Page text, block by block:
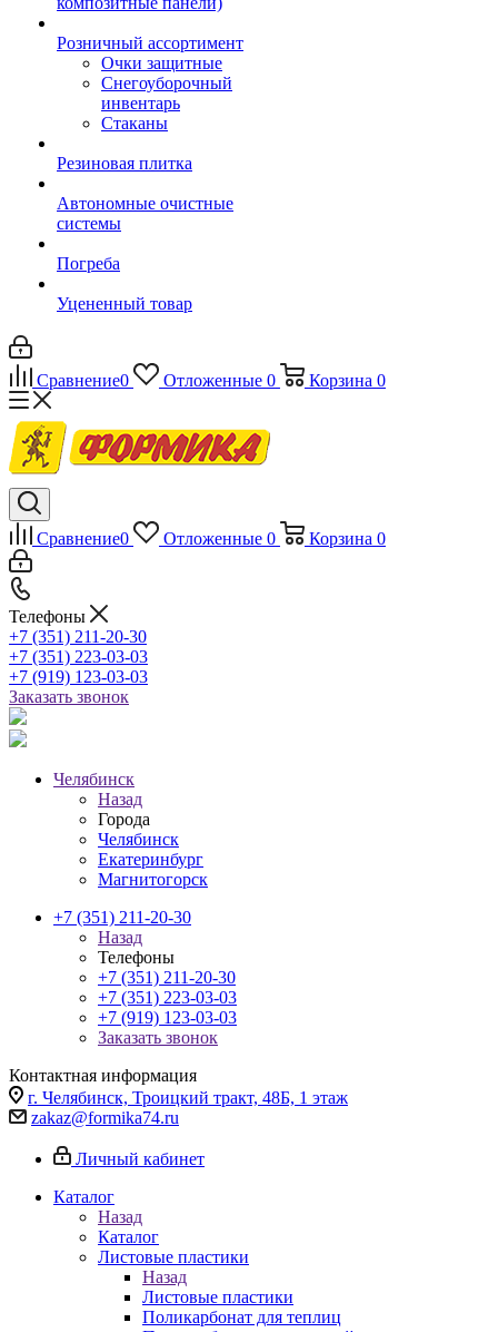
Розничный ассортимент
Очки защитные
Снегоуборочный
инвентарь
Стаканы
Резиновая плитка
Автономные очистные
системы
Погреба
Уцененный товар
Сравнение0 Отложенные 0 Корзина 0
Сравнение0 Отложенные 0 Корзина 0
Телефоны
+7 (351) 211-20-30
+7 (351) 223-03-03
+7 (919) 123-03-03
Заказать звонок
Челябинск
Назад
Города
Челябинск
Екатеринбург
Магнитогорск
+7 (351) 211-20-30
Назад
Телефоны
+7 (351) 211-20-30
+7 (351) 223-03-03
+7 (919) 123-03-03
Заказать звонок
Контактная информация
г. Челябинск, Троицкий тракт, 48Б, 1 этаж
zakaz@formika74.ru
Личный кабинет
Каталог
Назад
Каталог
Листовые пластики
Назад
Листовые пластики
Поликарбонат для теплиц